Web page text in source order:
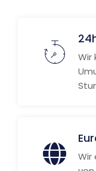
Wir
Wir